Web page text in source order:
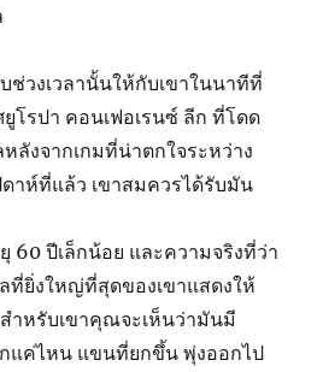
ช่วงเวลานั้นให้กับเขาในนาทีที่
โรปา คอนเฟอเรนซ์ ลีก ที่โดด
ลังจากเกมที่น่าตกใจระหว่าง
าห์ที่แล้ว เขาสมควรได้รับมัน
60 ปีเล็กน้อย และความจริงที่ว่า
ที่ยิ่งใหญ่ที่สุดของเขาแสดงให้
ำหรับเขาคุณจะเห็นว่ามันมี
แค่ไหน แขนที่ยกขึ้น พุ่งออกไป